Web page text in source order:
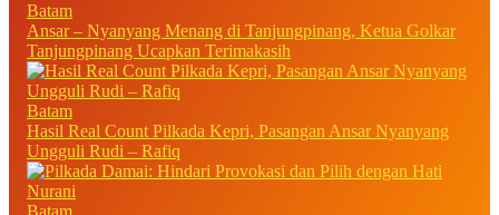
Batam
Ansar – Nyanyang Menang di Tanjungpinang, Ketua Golkar
Tanjungpinang Ucapkan Terimakasih
Batam
Hasil Real Count Pilkada Kepri, Pasangan Ansar Nyanyang
Ungguli Rudi – Rafiq